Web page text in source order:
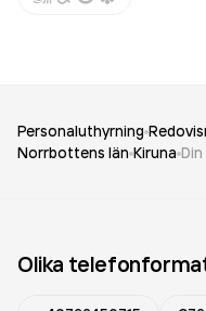
Personaluthyrning
Norrbottens län Kiruna
Olika